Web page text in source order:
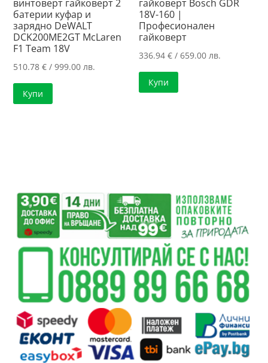
винтоверт гайковерт 2
батерии куфар и
зарядно DeWALT
DCK200ME2GT McLaren
F1 Team 18V
510.78€ / 999.00 лв.
Купи
гайковерт Bosch GDR
18V-160 |
Професионален
гайковерт
336.94€ / 659.00 лв.
Купи